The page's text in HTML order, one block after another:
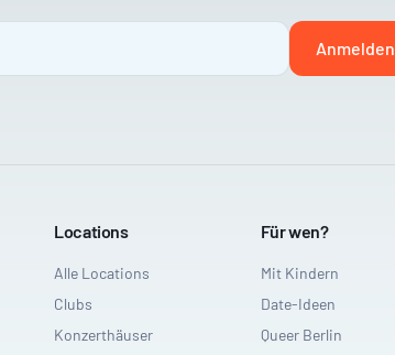
Anmelden
Locations
Alle Locations
Clubs
Konzerthäuser
Für wen?
Mit Kindern
Date-Ideen
Queer Berlin